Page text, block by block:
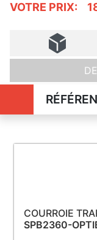
VOTRE PRIX:
COURROIE
SPB2360-